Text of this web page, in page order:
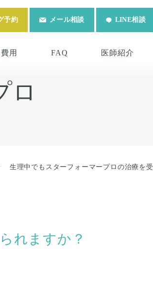
予約 メール相談 LINE相談
用 FAQ 医師紹介
ロ
生理中でもスターフォーマープロの治療を受
れますか？